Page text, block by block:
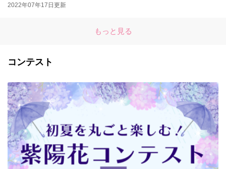
2022年07年17日更新
もっと見る
コンテスト